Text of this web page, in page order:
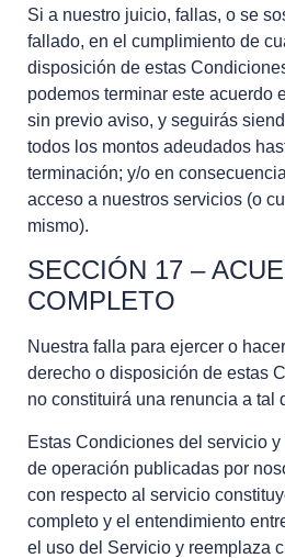
Si a nuestro juicio, fallas, o se
fallado, en el cumplimiento de
disposición de estas
podemos terminar este acuerdo
sin previo aviso, y seguirás
todos los montos adeudados
terminación; y/o en
acceso a nuestros servicios (o
mismo).
SECCIÓN 17 –
COMPLETO
Nuestra falla para ejercer o
derecho o disposición de estas
no constituirá una renuncia a tal
Estas Condiciones del servicio
de operación publicadas por
con respecto al servicio
completo y el entendimiento
el uso del Servicio y reemplaza